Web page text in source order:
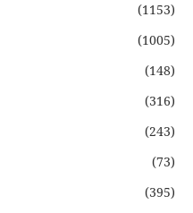
(1153)
(1005)
(148)
(316)
(243)
(73)
(395)